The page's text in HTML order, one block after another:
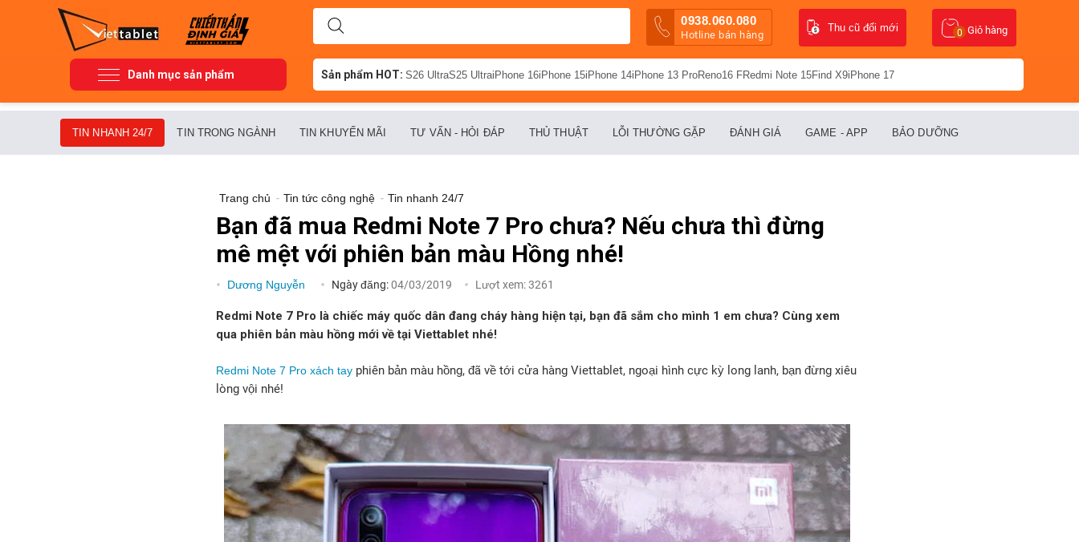
0938.060.080
Hotline bán hàng Giỏ hàng
0
Thu cũ đổi mới
Danh mục sản phẩm Sản phẩm HOT: S26 UltraS25 UltraiPhone 16iPhone 15iPhone 14iPhone 13 ProReno16 FRedmi Note 15Find X9iPhone 17
TIN NHANH 24/7 TIN TRONG NGÀNH TIN KHUYẾN MÃI TƯ VẤN - HỎI ĐÁP THỦ THUẬT LỖI THƯỜNG GẶP ĐÁNH GIÁ GAME - APP BẢO DƯỠNG
Trang chủ - Tin tức công nghệ - Tin nhanh 24/7
Bạn đã mua Redmi Note 7 Pro chưa? Nếu chưa thì đừng
mê mệt với phiên bản màu Hồng nhé!
Dương Nguyễn Ngày đăng:04/03/2019 Lượt xem:3261
Redmi Note 7 Pro là chiếc máy quốc dân đang cháy hàng hiện tại, bạn đã sắm cho mình 1 em chưa? Cùng xem
qua phiên bản màu hồng mới về tại Viettablet nhé!
Redmi Note 7 Pro xách tay phiên bản màu hồng, đã về tới cửa hàng Viettablet, ngoại hình cực kỳ long lanh, bạn đừng xiêu
lòng vội nhé!